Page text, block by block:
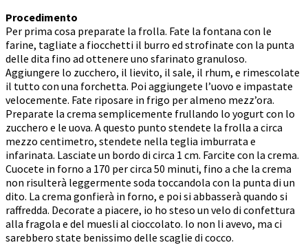
Procedimento
Per prima cosa preparate la frolla. Fate la fontana con le
farine, tagliate a fiocchetti il burro ed strofinate con la punta
delle dita fino ad ottenere uno sfarinato granuloso.
Aggiungere lo zucchero, il lievito, il sale, il rhum, e rimescolate
il tutto con una forchetta. Poi aggiungete l’uovo e impastate
velocemente. Fate riposare in frigo per almeno mezz’ora.
Preparate la crema semplicemente frullando lo yogurt con lo
zucchero e le uova. A questo punto stendete la frolla a circa
mezzo centimetro, stendete nella teglia imburrata e
infarinata. Lasciate un bordo di circa 1 cm. Farcite con la crema.
Cuocete in forno a 170 per circa 50 minuti, fino a che la crema
non risulterà leggermente soda toccandola con la punta di un
dito. La crema gonfierà in forno, e poi si abbasserà quando si
raffredda. Decorate a piacere, io ho steso un velo di confettura
alla fragola e del muesli al cioccolato. Io non li avevo, ma ci
sarebbero state benissimo delle scaglie di cocco.